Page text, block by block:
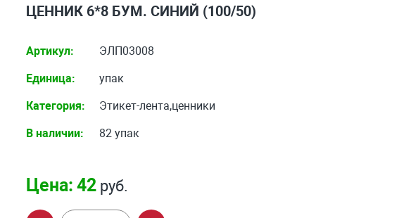
ЦЕННИК 6*8 БУМ. СИНИЙ (100/50)
Артикул: ЭЛП03008
Единица: упак
Категория: Этикет-лента,ценники
В наличии: 82 упак
Цена: 42руб.